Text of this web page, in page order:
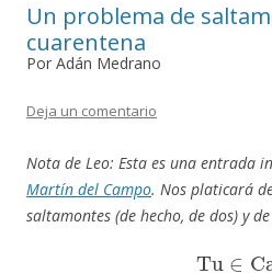
Un problema de
cuarentena
Por Adán Medrano
Deja un comentario
Nota de Leo: Esta es una entrada
Martín del Campo. Nos platicará
saltamontes (de hecho, de dos) y
Tu ∈